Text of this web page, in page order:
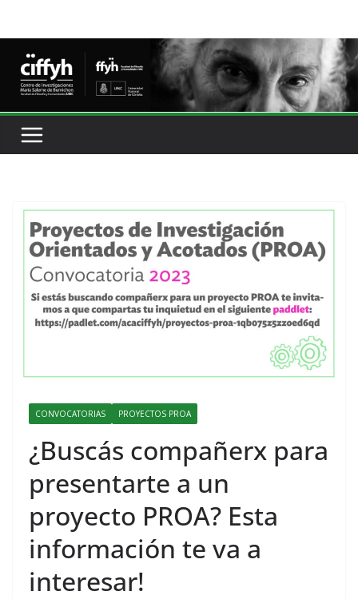
CONVOCATORIAS PROYECTOS PROA
¿Buscás compañerx para
presentarte a un
proyecto PROA? Esta
información te va a
interesar!